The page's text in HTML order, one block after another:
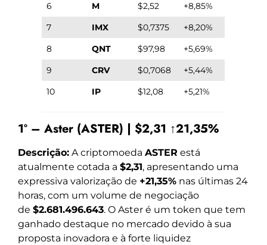
6
M $2,52
+8,85%
7
IMX $0,7375
+8,20%
8
QNT $97,98
+5,69%
9
CRV $0,7068
+5,44%
10
IP $12,08 +5,21%
1º – Aster (ASTER) | $2,31 ↑21,35%
Descrição: A criptomoeda ASTER está
atualmente cotada a $2,31, apresentando uma
expressiva valorização de +21,35% nas últimas 24
horas, com um volume de negociação
de $2.681.496.643. O Aster é um token que tem
ganhado destaque no mercado devido à sua
proposta inovadora e à forte liquidez